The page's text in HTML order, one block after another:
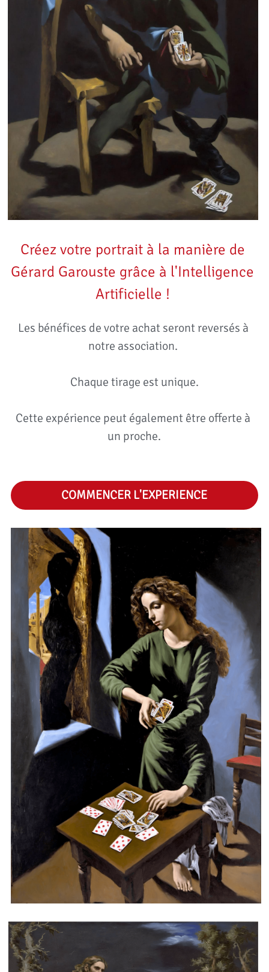
Créez votre portrait à la manière de
Gérard Garouste grâce à l'Intelligence
Artificielle !
Les bénéfices de votre achat seront reversés à
notre association.
Chaque tirage est unique.
Cette expérience peut également être offerte à
un proche.
COMMENCER L'EXPERIENCE